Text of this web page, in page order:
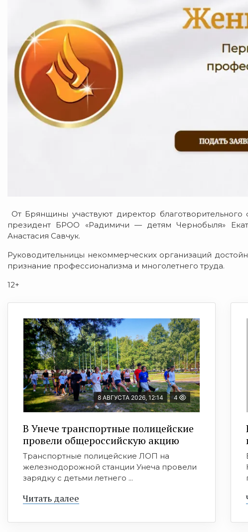
От Брянщины участвуют директор
президент БРОО «Радимичи — детям Чернобыля»
Анастасия Савчук.
Руководительницы некоммерческих организаций
признание профессионализма и многолетнего труда.
12+
8 АВГУСТА 2026, 12:14 4
В Унече транспортные полицейские
провели общероссийскую акцию
Транспортные полицейские ЛОП на
железнодорожной станции Унеча провели
зарядку с детьми летнего ...
Читать далее